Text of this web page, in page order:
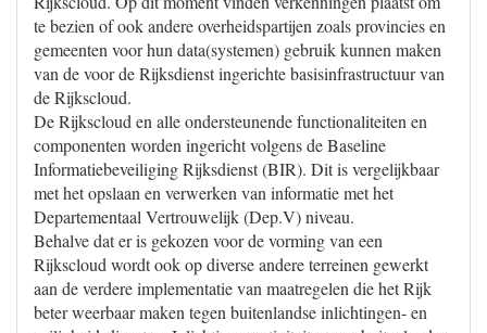
te bezien of ook andere overheidspartijen zoals provincies en
gemeenten voor hun data(systemen) gebruik kunnen maken
van de voor de Rijksdienst ingerichte basisinfrastructuur van
de Rijkscloud.
De Rijkscloud en alle ondersteunende functionaliteiten en
componenten worden ingericht volgens de Baseline
Informatiebeveiliging Rijksdienst (BIR). Dit is vergelijkbaar
met het opslaan en verwerken van informatie met het
Departementaal Vertrouwelijk (Dep.V) niveau.
Behalve dat er is gekozen voor de vorming van een
Rijkscloud wordt ook op diverse andere terreinen gewerkt
aan de verdere implementatie van maatregelen die het Rijk
beter weerbaar maken tegen buitenlandse inlichtingen- en